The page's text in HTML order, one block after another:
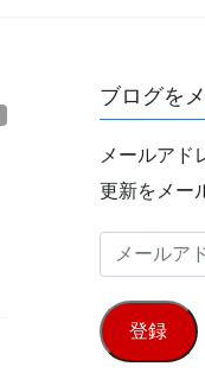
ブログを
メールアド
更新をメー
ー
ル
ア
登録